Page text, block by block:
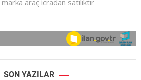
SON YAZILAR